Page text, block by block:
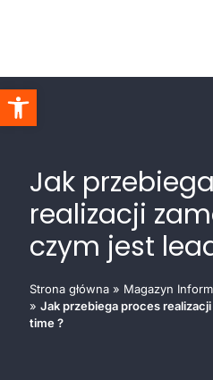
Otwórz pasek narzędzi
Jak
realizacji
czym jest
Strona główna » Magazyn
» Jak przebiega proces
time ?